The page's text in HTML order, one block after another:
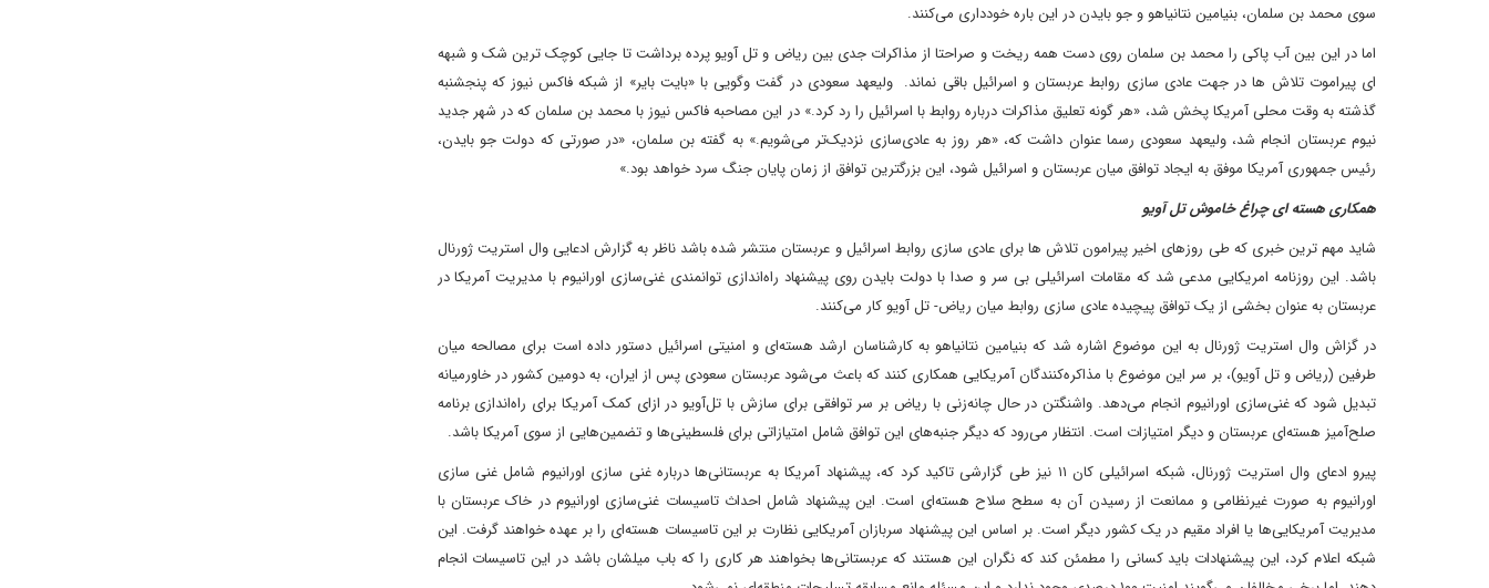
سوی محمد بن سلمان، بنیامین نتانیاهو و جو بایدن در این باره خودداری می‌کنند.
اما در این بین آب پاکی را محمد بن سلمان روی دست همه ریخت و صراحتا از مذاکرات جدی بین ریاض و تل آویو پرده برداشت تا جایی کوچک ترین شک و شبهه
ای پیراموت تلاش ها در جهت عادی سازی روابط عربستان و اسرائیل باقی نماند. ولیعهد سعودی در گفت وگویی با «بایت بایر» از شبکه فاکس نیوز که پنجشنبه
گذشته به وقت محلی آمریکا پخش شد، «هر گونه تعلیق مذاکرات درباره روابط با اسرائیل را رد کرد.» در این مصاحبه فاکس نیوز با محمد بن سلمان که در شهر جدید
نیوم عربستان انجام شد، ولیعهد سعودی رسما عنوان داشت که، «هر روز به عادی‌سازی نزدیک‌تر می‌شویم.» به گفته بن سلمان، «در صورتی که دولت جو بایدن،
رئیس جمهوری آمریکا موفق به ایجاد توافق میان عربستان و اسرائیل شود، این بزرگترین توافق از زمان پایان جنگ سرد خواهد بود.»
همکاری هسته ای چراغ خاموش تل آویو
شاید مهم ترین خبری که طی روزهای اخیر پیرامون تلاش ها برای عادی سازی روابط اسرائیل و عربستان منتشر شده باشد ناظر به گزارش ادعایی وال استریت ژورنال
باشد. این روزنامه امریکایی مدعی شد که مقامات اسرائیلی بی سر و صدا با دولت بایدن روی پیشنهاد راه‌اندازی توانمندی غنی‌سازی اورانیوم با مدیریت آمریکا در
عربستان به عنوان بخشی از یک توافق پیچیده عادی سازی روابط میان ریاض- تل آویو کار می‌کنند.
در گزاش وال استریت ژورنال به این موضوع اشاره شد که بنیامین نتانیاهو به کارشناسان ارشد هسته‌ای و امنیتی اسرائیل دستور داده است برای مصالحه میان
طرفین (ریاض و تل آویو)، بر سر این موضوع با مذاکره‌کنندگان آمریکایی همکاری کنند که باعث می‌شود عربستان سعودی پس از ایران، به دومین کشور در خاورمیانه
تبدیل شود که غنی‌سازی اورانیوم انجام می‌دهد. واشنگتن در حال چانه‌زنی با ریاض بر سر توافقی برای سازش با تل‌آویو در ازای کمک آمریکا برای راه‌اندازی برنامه
صلح‌آمیز هسته‌ای عربستان و دیگر امتیازات است. انتظار می‌رود که دیگر جنبه‌های این توافق شامل امتیازاتی برای فلسطینی‌ها و تضمین‌هایی از سوی آمریکا باشد.
پیرو ادعای وال استریت ژورنال، شبکه اسرائیلی کان ۱۱ نیز طی گزارشی تاکید کرد که، پیشنهاد آمریکا به عربستانی‌ها درباره غنی سازی اورانیوم شامل غنی سازی
اورانیوم به صورت غیرنظامی و ممانعت از رسیدن آن به سطح سلاح هسته‌ای است. این پیشنهاد شامل احداث تاسیسات غنی‌سازی اورانیوم در خاک عربستان با
مدیریت آمریکایی‌ها یا افراد مقیم در یک کشور دیگر است. بر اساس این پیشنهاد سربازان آمریکایی نظارت بر این تاسیسات هسته‌ای را بر عهده خواهند گرفت. این
شبکه اعلام کرد، این پیشنهادات باید کسانی را مطمئن کند که نگران این هستند که عربستانی‌ها بخواهند هر کاری را که باب میلشان باشد در این تاسیسات انجام